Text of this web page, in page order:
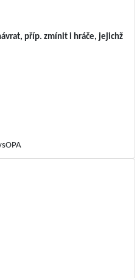
příp. zmínit i hráče, jejichž